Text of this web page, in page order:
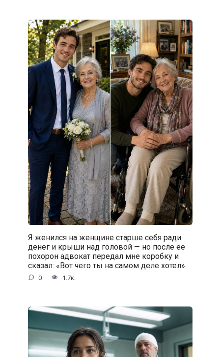
Я женился на женщине старше себя ради
денег и крыши над головой — но после её
похорон адвокат передал мне коробку и
сказал: «Вот чего ты на самом деле хотел».
0 1.7к.